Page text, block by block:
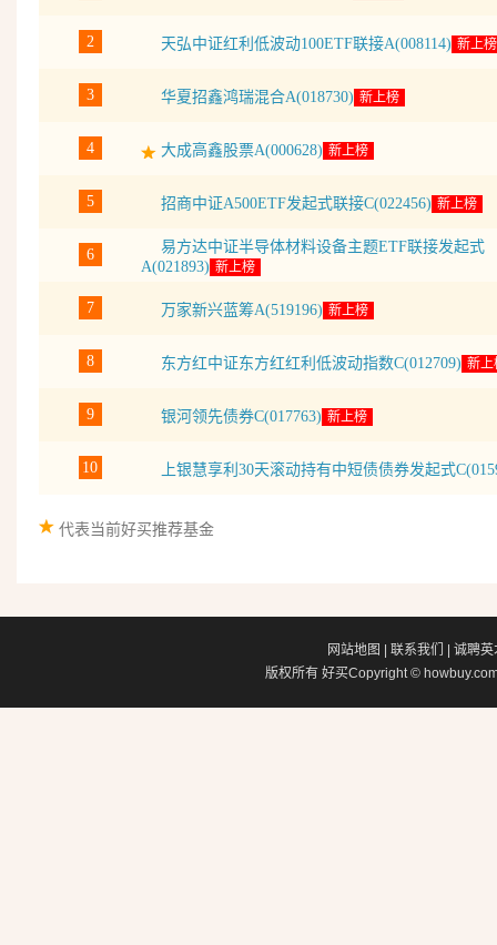
2 天弘中证红利低波动100ETF联接A(008114) 新上榜
3 华夏招鑫鸿瑞混合A(018730) 新上榜
4 大成高鑫股票A(000628) 新上榜
5 招商中证A500ETF发起式联接C(022456) 新上榜
6
易方达中证半导体材料设备主题ETF联接发起式
A(021893) 新上榜
7 万家新兴蓝筹A(519196) 新上榜
8 东方红中证东方红红利低波动指数C(012709) 新上
9 银河领先债券C(017763) 新上榜
10 上银慧享利30天滚动持有中短债债券发起式
代表当前好买推荐基金
网站地图 联系我们
诚聘英
版权所有 好买Copyright ©